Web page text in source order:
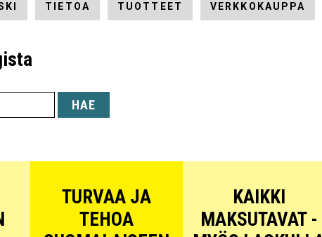
TIETOA TUOTTEET VERKKOKAUPPA
HAE
TURVAA JA
TEHOA
KAIKKI
MAKSUTAVAT -